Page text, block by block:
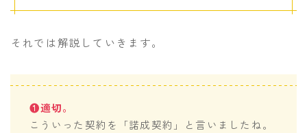
それでは解説していきます。
❶適切。
こういった契約を「諾成契約」と言いましたね。